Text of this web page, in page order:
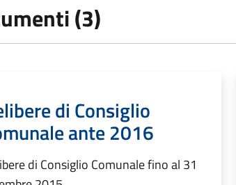
(3)
di Consiglio
ante 2016
di Consiglio Comunale fino al 31